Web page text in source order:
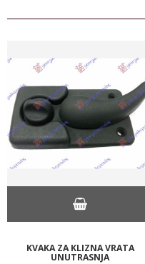
KVAKA ZA KLIZNA VRATA
UNUTRASNJA